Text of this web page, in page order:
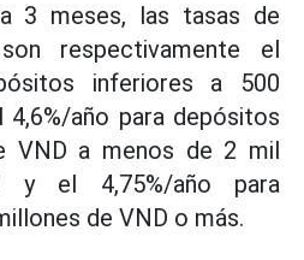
3 meses, las tasas de
respectivamente el
inferiores a 500
4,6%/año para depósitos
VND a menos de 2 mil
y el 4,75%/año para
de VND o más.